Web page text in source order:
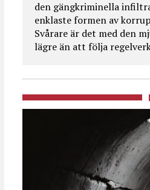
den gängkriminella
enklaste formen av
Svårare är det med den
lägre än att följa